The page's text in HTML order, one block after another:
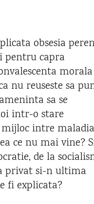
obsesia
capra
morala
nu reuseste sa
sa se
intr-o stare
intre
ce nu mai vine?
de la
privat si-n ultima
fi explicata?